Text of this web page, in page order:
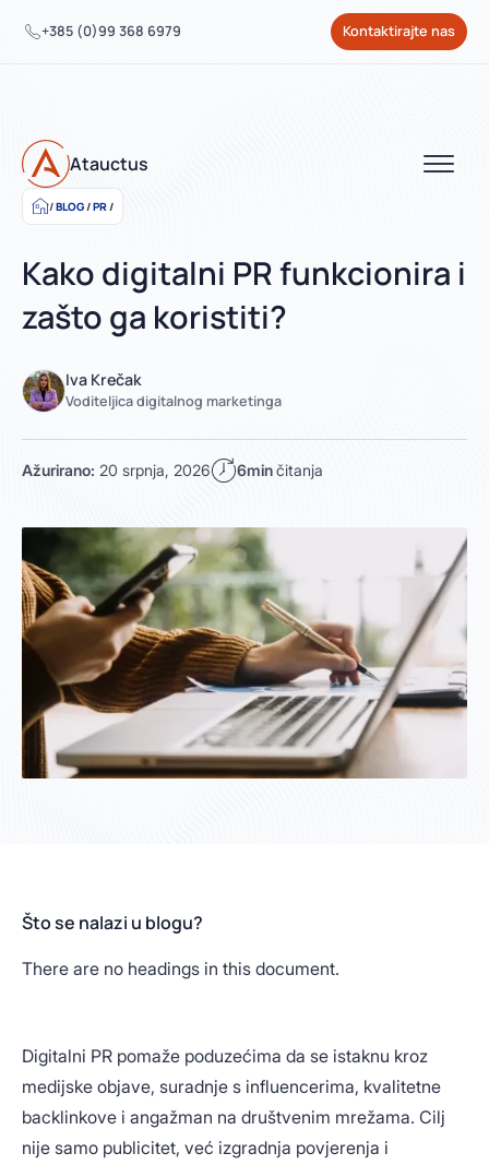
+385 (0)99 368 6979 Kontaktirajte nas
Atauctus
BLOG/PR/
Kako digitalni PR funkcionira i
zašto ga koristiti?
Iva Krečak
Voditeljica digitalnog marketinga
Ažurirano: 20 srpnja, 2026 6minčitanja
Što se nalazi u blogu?
There are no headings in this document.
Digitalni PR pomaže poduzećima da se istaknu kroz
medijske objave, suradnje s influencerima, kvalitetne
backlinkove i angažman na društvenim mrežama. Cilj
nije samo publicitet, već izgradnja povjerenja i